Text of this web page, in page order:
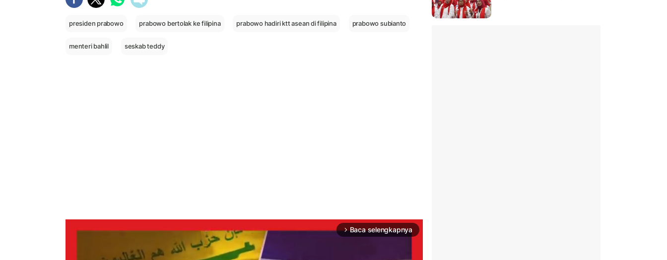
presiden prabowo prabowo bertolak ke filipina prabowo hadiri ktt asean di filipina prabowo subianto
menteri bahlil seskab teddy
arrow_forward_ios Baca selengkapnya